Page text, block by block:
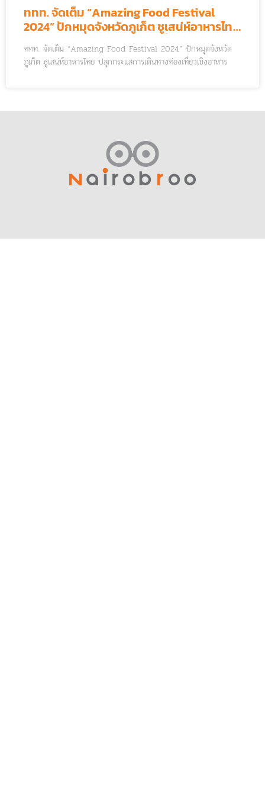
ททท. จัดเต็ม “Amazing Food Festival
2024” ปักหมุดจังหวัดภูเก็ต ชูเสน่ห์อาหารไทย
ปลุกกระแสการเดินทางท่องเที่ยวเชิงอาหาร
ททท. จัดเต็ม “Amazing Food Festival 2024” ปักหมุดจังหวัด
ภูเก็ต ชูเสน่ห์อาหารไทย ปลุกกระแสการเดินทางท่องเที่ยวเชิงอาหาร